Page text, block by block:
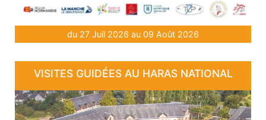
du 27 Juil 2026 au 09 Août 2026
VISITES GUIDÉES AU HARAS NATIONAL